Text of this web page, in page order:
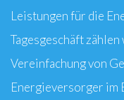
Leistungen für die
Tagesgeschäft
Vereinfachung von
Energieversorger im